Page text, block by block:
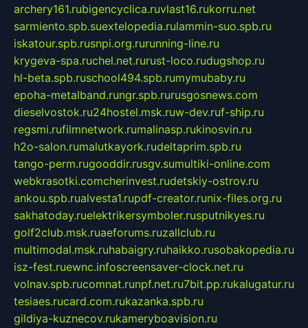
archery161.rubigencyclica.ruvlast16.rukorru.net
sarmiento.spb.suextelopedia.rulammin-suo.spb.ru
iskatour.spb.rusnpi.org.rurunning-line.ru
krygeva-spa.ruchel.net.rurust-loco.rudugshop.ru
hl-beta.spb.ruschool494.spb.rumymubaby.ru
epoha-metalband.rungr.spb.rurusgosnews.com
dieselvostok.ru24hostel.msk.ruw-dev.ruf-ship.ru
regsmi.rufilmnetwork.rumalinasp.rukinosvin.ru
h2o-salon.rumalutkayork.rudeltaprim.spb.ru
tango-perm.rugooddir.rusgv.sumultiki-online.com
webkrasotki.comcherinvest.rudetskiy-ostrov.ru
ankou.spb.rualvesta1.rupdf-creator.runix-files.org.ru
sakhatoday.ruelektrikersymboler.rusputnikyes.ru
golf2club.msk.ruaeforums.ruzallclub.ru
multimodal.msk.ruhabaigry.ruhaikko.rusobakopedia.ru
isz-fest.ruewnc.infoscreensaver-clock.net.ru
volnav.spb.rucomnat.runpf.net.ru7bit.pp.rukalugatur.ru
tesiaes.rucard.com.rukazanka.spb.ru
gildiya-kuznecov.rukameryboavision.ru